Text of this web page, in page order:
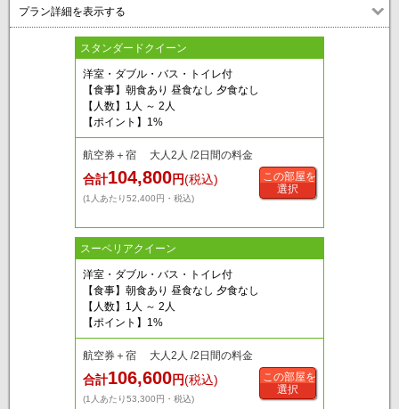
プラン詳細を表示する
スタンダードクイーン
洋室・ダブル・バス・トイレ付
【食事】朝食あり 昼食なし 夕食なし
【人数】1人 ～ 2人
【ポイント】1%
航空券＋宿 大人2人 /2日間の料金
合計104,800円(税込)
(1人あたり52,400円・税込)
この部屋を
選択
スーペリアクイーン
洋室・ダブル・バス・トイレ付
【食事】朝食あり 昼食なし 夕食なし
【人数】1人 ～ 2人
【ポイント】1%
航空券＋宿 大人2人 /2日間の料金
合計106,600円(税込)
(1人あたり53,300円・税込)
この部屋を
選択